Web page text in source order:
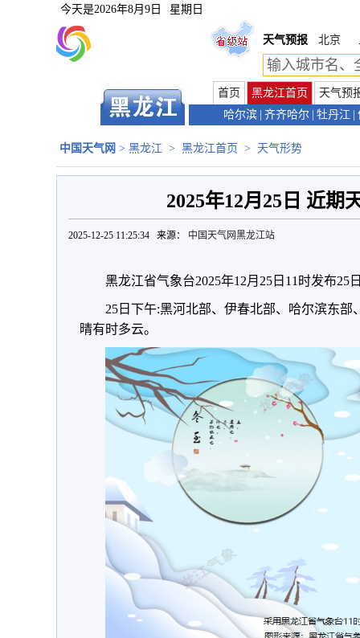
今天是2026年8月9日 星期日
天气预报 北京
首页 黑龙江首页
天气预
哈尔滨 齐齐哈尔 牡丹江
中国天气网 > 黑龙江 > 黑龙江首页 > 天气形势
2025年12月25日 近期
2025-12-25 11:25:34 来源： 中国天气网黑龙江站
黑龙江省气象台2025年12月25日11时发布25
25日下午:黑河北部、伊春北部、哈尔滨东
晴有时多云。